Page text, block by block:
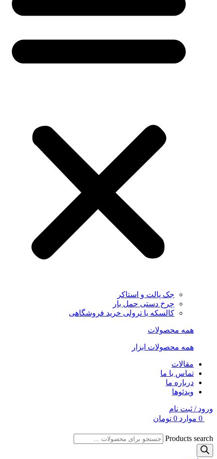
جک پالت و استاکر
چرخ دستی حمل بار
کالسکه یا ترولی خرید فروشگاهی
همه محصولات
همه محصولات ابزار
مقالات
تماس با ما
درباره ما
ویدئوها
ورود / ثبت نام
0 موارد 0 تومان
Products search